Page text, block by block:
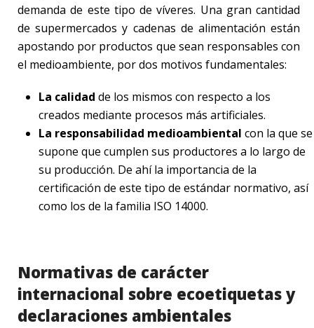
demanda de este tipo de víveres. Una gran cantidad
de supermercados y cadenas de alimentación están
apostando por productos que sean responsables con
el medioambiente, por dos motivos fundamentales:
La calidad de los mismos con respecto a los
creados mediante procesos más artificiales.
La responsabilidad medioambiental con la que se
supone que cumplen sus productores a lo largo de
su producción. De ahí la importancia de la
certificación de este tipo de estándar normativo, así
como los de la familia ISO 14000.
Normativas de carácter
internacional sobre ecoetiquetas y
declaraciones ambientales